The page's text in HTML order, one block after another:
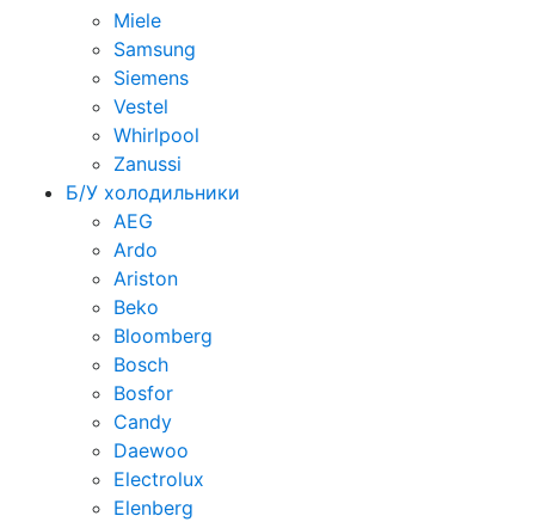
Miele
Samsung
Siemens
Vestel
Whirlpool
Zanussi
Б/У холодильники
AEG
Ardo
Ariston
Beko
Bloomberg
Bosch
Bosfor
Candy
Daewoo
Electrolux
Elenberg